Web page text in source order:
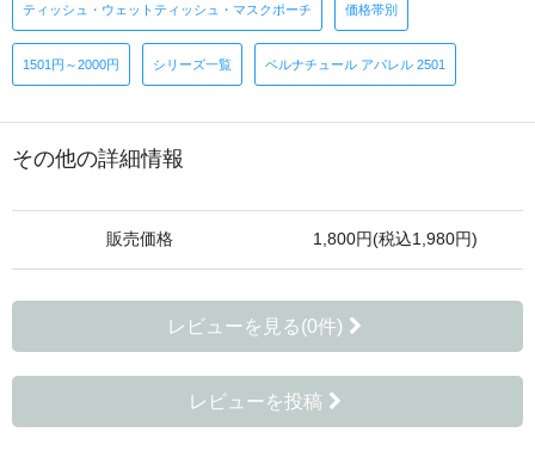
ティッシュ・ウェットティッシュ・マスクポーチ 価格帯別
1501円～2000円 シリーズ一覧 ベルナチュール アパレル 2501
その他の詳細情報
販売価格 1,800円(税込1,980円)
レビューを見る(0件)
レビューを投稿